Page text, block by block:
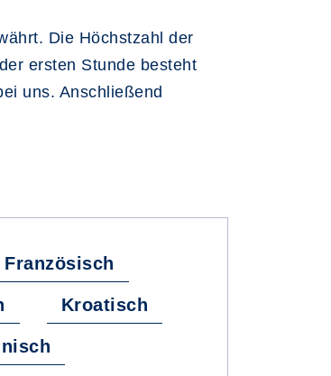
Die Höchstzahl der
ersten Stunde besteht
uns. Anschließend
Französisch
Kroatisch